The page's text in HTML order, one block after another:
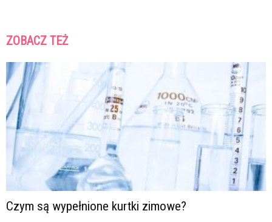
ZOBACZ TEŻ
Czym są wypełnione kurtki zimowe?